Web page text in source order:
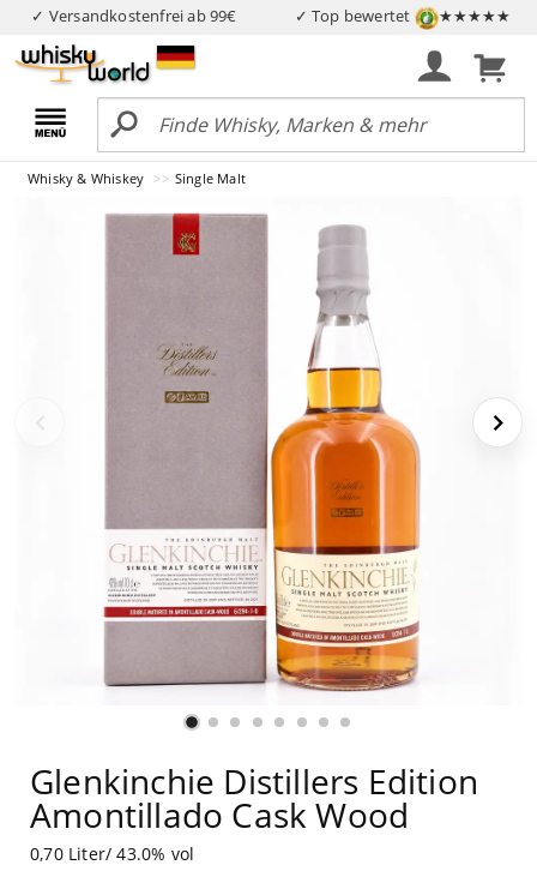
✓ Versandkostenfrei ab 99€ ✓ Top bewertet ★★★★★
Whisky & Whiskey Single Malt
Glenkinchie Distillers Edition
Amontillado Cask Wood
0,70 Liter/ 43.0% vol